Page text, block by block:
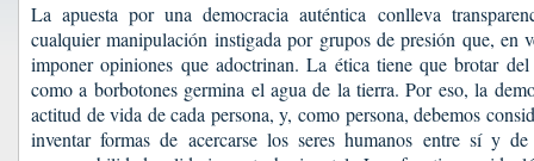
La apuesta por una democracia auténtica conlleva
cualquier manipulación instigada por grupos de presión que, en
imponer opiniones que adoctrinan. La ética tiene que brotar
como a borbotones germina el agua de la tierra. Por eso, la
actitud de vida de cada persona, y, como persona, debemos
inventar formas de acercarse los seres humanos entre sí y